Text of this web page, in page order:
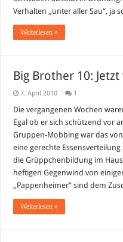
Verhalten „unter aller Sau“, ja
Weiterlesen »
Big Brother 10:
7. April 2010 1
Die vergangenen Wochen
Egal ob er sich schützend vor
Gruppen-Mobbing war das
eine gerechte
die Grüppchenbildung im
heftigen Gegenwind von
„Pappenheimer“ sind dem
Weiterlesen »